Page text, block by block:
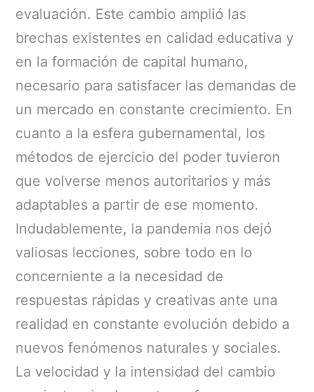
evaluación. Este cambio amplió las
brechas existentes en calidad educativa y
en la formación de capital humano,
necesario para satisfacer las demandas de
un mercado en constante crecimiento. En
cuanto a la esfera gubernamental, los
métodos de ejercicio del poder tuvieron
que volverse menos autoritarios y más
adaptables a partir de ese momento.
Indudablemente, la pandemia nos dejó
valiosas lecciones, sobre todo en lo
concerniente a la necesidad de
respuestas rápidas y creativas ante una
realidad en constante evolución debido a
nuevos fenómenos naturales y sociales.
La velocidad y la intensidad del cambio